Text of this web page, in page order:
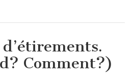
Comment?)